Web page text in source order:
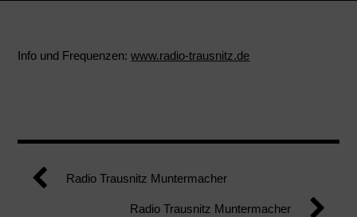
Info und Frequenzen:www.radio-trausnitz.de
Radio Trausnitz Muntermacher
Radio Trausnitz Muntermacher